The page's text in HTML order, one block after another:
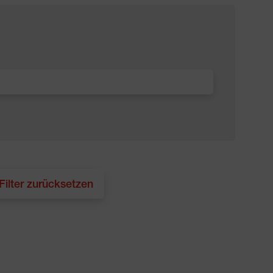
zurücksetzen